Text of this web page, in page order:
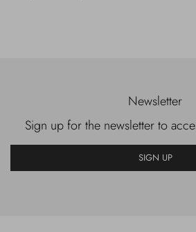
Newsletter
Sign up for the newsletter to
SIGN UP